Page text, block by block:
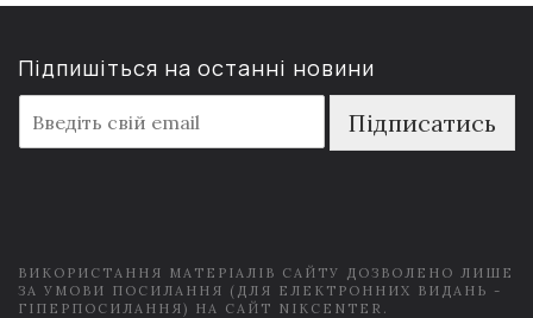
Підпишіться на останні новини
m
a
Підписатись
ВИКОРИСТАННЯ МАТЕРІАЛІВ САЙТУ ДОЗВОЛЕНО ЛИШЕ
ЗА УМОВИ ПОСИЛАННЯ (ДЛЯ ЕЛЕКТРОННИХ ВИДАНЬ -
ГІПЕРПОСИЛАННЯ) НА САЙТ NIKCENTER.